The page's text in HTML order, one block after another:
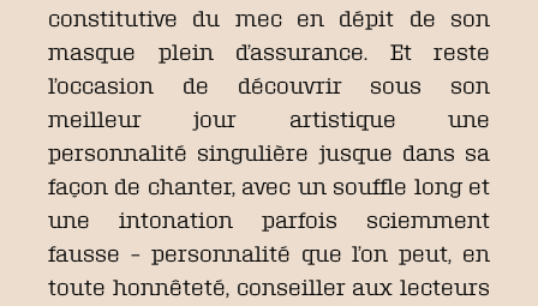
constitutive du mec en dépit de son
masque plein d’assurance. Et reste
l’occasion de découvrir sous son
meilleur jour artistique une
personnalité singulière jusque dans sa
façon de chanter, avec un souffle long et
une intonation parfois sciemment
fausse – personnalité que l’on peut, en
toute honnêteté, conseiller aux lecteurs